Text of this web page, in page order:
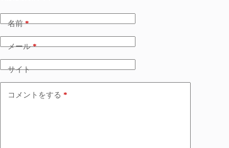
名前*
メール*
サイト
コメントをする *